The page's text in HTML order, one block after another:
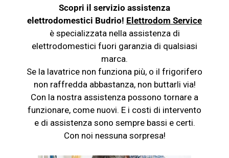
Scopri il servizio assistenza
elettrodomestici Budrio! Elettrodom Service
è specializzata nella assistenza di
elettrodomestici fuori garanzia di qualsiasi
marca.
Se la lavatrice non funziona più, o il frigorifero
non raffredda abbastanza, non buttarli via!
Con la nostra assistenza possono tornare a
funzionare, come nuovi. E i costi di intervento
e di assistenza sono sempre bassi e certi.
Con noi nessuna sorpresa!